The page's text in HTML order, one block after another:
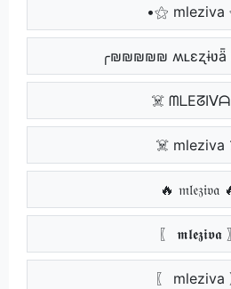
•⚝ mleziva
╭₪₪₪₪₪
☠️
☠️
🔥 𝔪𝔩𝔢𝔷𝔦𝔳𝔞
〖 𝖒𝖑𝖊𝖟𝖎𝖛𝖆 〗
〖 mleziva